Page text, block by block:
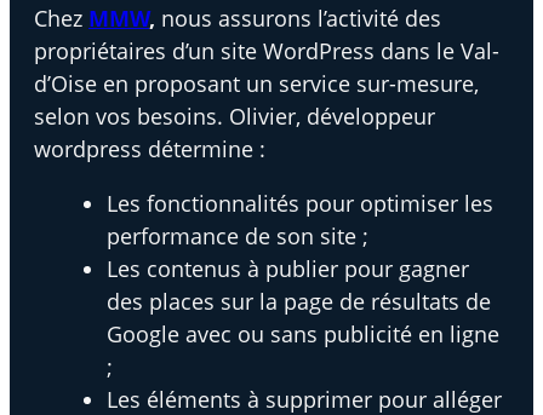
Chez MMW, nous assurons l’activité des
propriétaires d’un site WordPress dans le Val-
d’Oise en proposant un service sur-mesure,
selon vos besoins. Olivier, développeur
wordpress détermine :
Les fonctionnalités pour optimiser les
performance de son site ;
Les contenus à publier pour gagner
des places sur la page de résultats de
Google avec ou sans publicité en ligne
;
Les éléments à supprimer pour alléger